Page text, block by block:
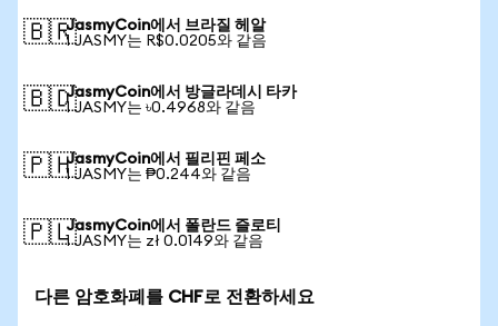
🇧🇷JasmyCoin에서 브라질 헤알
1 JASMY는 R$0.0205와 같음
🇧🇩JasmyCoin에서 방글라데시 타카
1 JASMY는 ৳0.4968와 같음
🇵🇭JasmyCoin에서 필리핀 페소
1 JASMY는 ₱0.244와 같음
🇵🇱JasmyCoin에서 폴란드 즐로티
1 JASMY는 zł 0.0149와 같음
다른 암호화폐를 CHF로 전환하세요